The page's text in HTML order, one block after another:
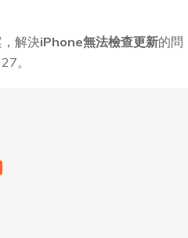
解決iPhone無法檢查更新的問
。